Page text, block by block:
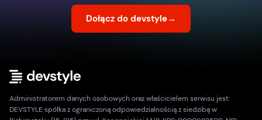
Dołącz do devstyle→
Administratorem danych osobowych oraz właścicielem serwisu jest:
DEVSTYLE spółka z ograniczoną odpowiedzialnością z siedzibą w